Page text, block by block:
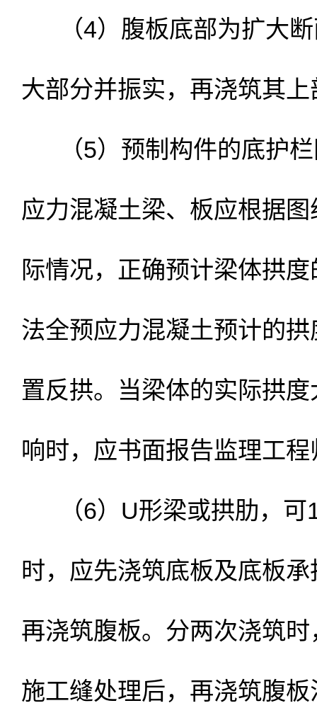
（4）腹板底部为扩大断
大部分并振实，再浇筑其
（5）预制构件的底护栏
应力混凝土梁、板应根据
际情况，正确预计梁体拱
法全预应力混凝土预计的
置反拱。当梁体的实际拱
响时，应书面报告监理工
（6）U形梁或拱肋，可
时，应先浇筑底板及底板
再浇筑腹板。分两次浇筑
施工缝处理后，再浇筑腹